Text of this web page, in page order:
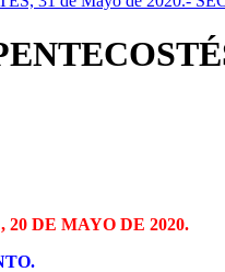
20 DE MAYO DE 2020.